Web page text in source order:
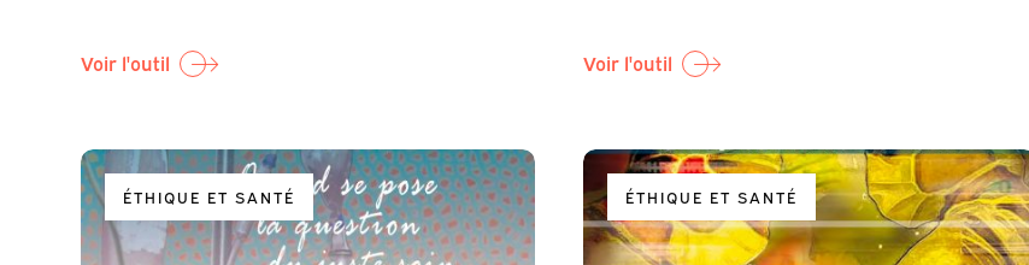
Voir l'outil Voir l'outil
ÉTHIQUE ET SANTÉ ÉTHIQUE ET SANTÉ